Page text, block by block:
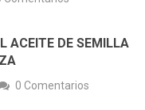
ACEITE DE SEMILLA
0 Comentarios